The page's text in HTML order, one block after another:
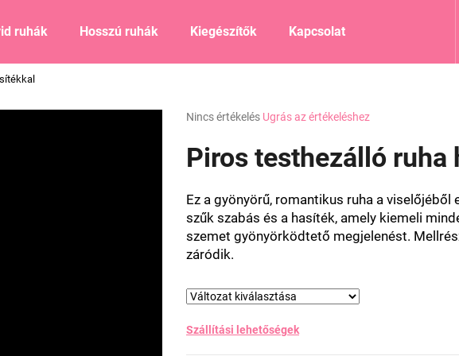
ruhák Hosszú ruhák Kiegészítők Kapcsolat
A
átlagos
értékelése
0,0
csillag.
Nincs értékelés Ugrás az értékeléshez
Piros testhezálló ruha
Ez a gyönyörű, romantikus ruha a
szűk szabás és a hasíték, amely kiemeli
szemet gyönyörködtető megjelenést.
záródik.
Szállítási lehetőségek
KERESÉS